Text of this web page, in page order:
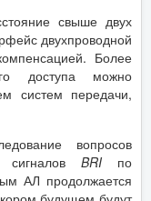
свыше двух
двухпроводной
Более
доступа можно
систем передачи,
вопросов
сигналов BRIпо
АЛ продолжается